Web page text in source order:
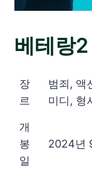
베테랑2
장
르
범죄, 액
미디, 형
개
봉
일
2024년